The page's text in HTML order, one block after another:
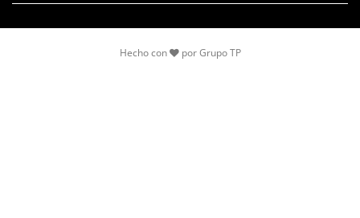
Hecho con por Grupo TP